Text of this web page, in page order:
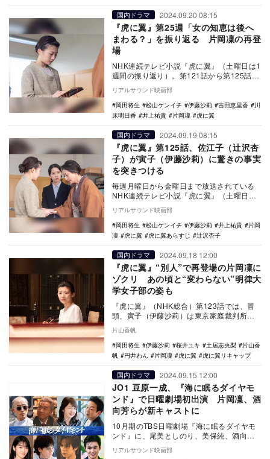
国内ドラマ 2024.09.20 08:15
『虎に翼』第25週「女の知恵は後へ
まわる？」を振り返る 片岡凜の再登
場
NHK連続テレビ小説『虎に翼』（土曜日は1
週間の振り返り）。第121話から第125話ま
での第25週「女の知恵は後へまわる？」を
振…
リアルサウンド映画部
岡田将生
松山ケンイチ 伊藤沙莉 吉田恵里香
川
床明日香
井上祐貴 片岡凜 虎に翼
国内ドラマ 2024.09.19 08:15
『虎に翼』第125話、佐江子（辻沢杏
子）が寅子（伊藤沙莉）に驚きの事実
を突きつける
毎週月曜日から金曜日まで放送されている
NHK連続テレビ小説『虎に翼』（土曜日は1
週間の振り返り）。9月20日放送の第125話
では…
リアルサウンド映画部
岡田将生
松山ケンイチ 伊藤沙莉 井上祐貴
片岡
凜
虎に翼 虎に翼あらすじ 辻沢杏子
国内ドラマ 2024.09.18 12:00
『虎に翼』“別人”で再登場の片岡凜に
ゾクリ あの頃と“変わらない”明律大
学女子部の姿も
『虎に翼』（NHK総合）第123話では、冒
頭、寅子（伊藤沙莉）は東京家庭裁判所の
面々に少年法改正に関する意見を求めた。
さまざまな…
片山香帆
岡田将生
伊藤沙莉 桜井ユキ 土居志央梨
片山香
帆
円井わん 片岡凜 虎に翼 虎に翼リキャップ
国内ドラマ 2024.09.15 12:00
JO1 豆原一成、『海に眠るダイヤモ
ンド』で日曜劇場初出演 片岡凜、酒
向芳らが新キャストに
10月期のTBS日曜劇場『海に眠るダイヤモ
ンド』に、尾美としのり、美保純、酒向
芳、宮崎吐夢、内藤秀一郎、西垣匠、豆原
一成（JO1…
リアルサウンド映画部